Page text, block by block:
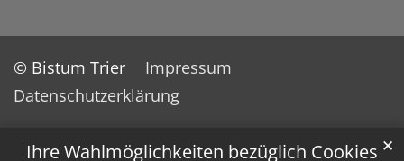
Ihre Wahlmöglichkeiten bezüglich Cookies ✕
© Bistum Trier
Impressum
Datenschutzerklärung